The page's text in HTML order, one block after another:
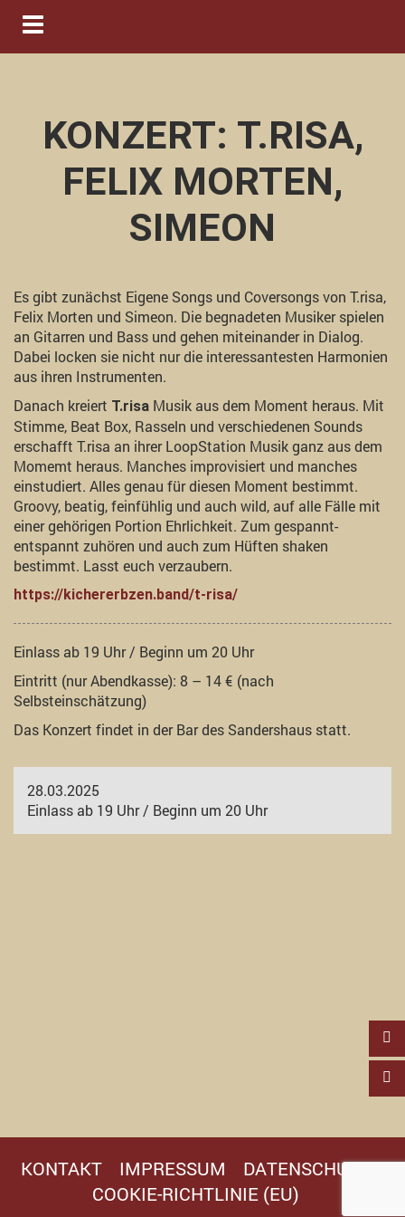
Navigation ein-/ausblenden
KONZERT: T.RISA,
FELIX MORTEN,
SIMEON
Es gibt zunächst Eigene Songs und Coversongs von T.risa,
Felix Morten und Simeon. Die begnadeten Musiker spielen
an Gitarren und Bass und gehen miteinander in Dialog.
Dabei locken sie nicht nur die interessantesten Harmonien
aus ihren Instrumenten.
Danach kreiert T.risa Musik aus dem Moment heraus. Mit
Stimme, Beat Box, Rasseln und verschiedenen Sounds
erschafft T.risa an ihrer LoopStation Musik ganz aus dem
Momemt heraus. Manches improvisiert und manches
einstudiert. Alles genau für diesen Moment bestimmt.
Groovy, beatig, feinfühlig und auch wild, auf alle Fälle mit
einer gehörigen Portion Ehrlichkeit. Zum gespannt-
entspannt zuhören und auch zum Hüften shaken
bestimmt. Lasst euch verzaubern.
https://kichererbzen.band/t-risa/
Einlass ab 19 Uhr / Beginn um 20 Uhr
Eintritt (nur Abendkasse): 8 – 14 € (nach
Selbsteinschätzung)
Das Konzert findet in der Bar des Sandershaus statt.
28.03.2025
Einlass ab 19 Uhr / Beginn um 20 Uhr
KONTAKT IMPRESSUM
DATENSCHUTZ
COOKIE-RICHTLINIE (EU)